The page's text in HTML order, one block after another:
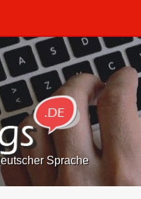
Sprache